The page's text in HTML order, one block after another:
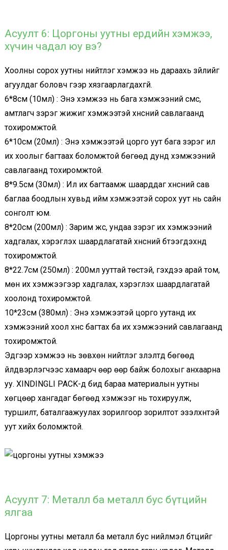
Асуулт 6: Цоргоны уутны ердийн хэмжээ,
хүчин чадал юу вэ?
Хоолны сорох уутны нийтлэг хэмжээ нь дараахь зүйлийг
агуулдаг боловч үүгээр хязгаарлагдахгүй.
6*8см (10мл) : Энэ хэмжээ нь бага хэмжээний сүмс,
амтлагч зэрэг жижиг хэмжээтэй хүнсний савлагаанд
тохиромжтой.
6*10см (20мл) : Энэ хэмжээтэй цорго уут бага зэрэг илүү
их хоолыг багтаах боломжтой бөгөөд дунд хэмжээний
савлагаанд тохиромжтой.
8*9.5см (30мл) : Илүү их багтаамж шаарддаг хүнсний сав
баглаа боодлын хувьд ийм хэмжээтэй сорох уут нь сайн
сонголт юм.
8*20см (200мл) : Зарим жүүс, ундаа зэрэг их хэмжээний
хадгалах, хэрэглэх шаардлагатай хүнсний бүтээгдэхүүнд
тохиромжтой.
8*22.7см (250мл) : 200мл ууттай төстэй, гэхдээ арай том,
мөн их хэмжээгээр хадгалах, хэрэглэх шаардлагатай
хоолонд тохиромжтой.
10*23см (380мл) : Энэ хэмжээтэй цорго уутанд их
хэмжээний хоол хүнс багтах ба их хэмжээний савлагаанд
тохиромжтой.
Эдгээр хэмжээ нь зөвхөн нийтлэг үзүүлэлтүүд бөгөөд
үйлдвэрлэгчээс хамаарч өөр өөр байж болохыг анхаарна
уу. XINDINGLI PACK-д бид бараа материалын уутны
хөгцөөр хангадаг бөгөөд хэмжээг нь тохируулж,
туршилт, баталгаажуулах зорилгоор зорилтот эзэлхүүнтэй
уут хийх боломжтой.
Асуулт 7: Металл ба металл бус бүтцийн
ялгаа
Цоргоны уутны металл ба металл бус нийлмэл бүтцийг